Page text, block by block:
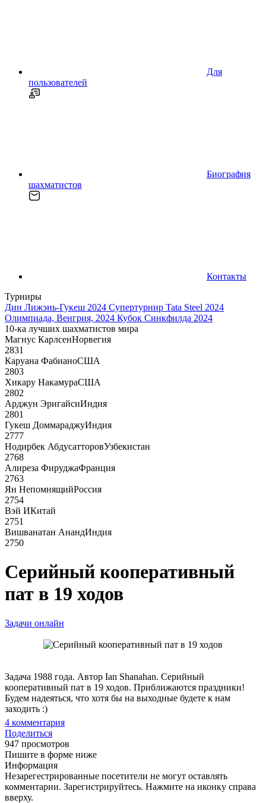
Для
пользователей
Биография
шахматистов
Контакты
Турниры
Дин Лижэнь-Гукеш 2024 Супертурнир Tata Steel 2024
Олимпиада, Венгрия, 2024 Кубок Синкфилда 2024
10-ка лучших шахматистов мира
Магнус КарлсенНорвегия
2831
Каруана ФабианоСША
2803
Хикару НакамураСША
2802
Арджун ЭригайсиИндия
2801
Гукеш ДоммараджуИндия
2777
Нодирбек АбдусатторовУзбекистан
2768
Алиреза ФируджаФранция
2763
Ян НепомнящийРоссия
2754
Вэй ИКитай
2751
Вишванатан АнандИндия
2750
Серийный кооперативный
пат в 19 ходов
Задачи онлайн
Задача 1988 года. Автор Ian Shanahan. Серийный
кооперативный пат в 19 ходов. Приближаются праздники!
Будем надеяться, что хотя бы на выходные будете к нам
заходить :)
4 комментария
Поделиться
947 просмотров
Пишите в форме ниже
Информация
Незарегестрированные посетители не могут оставлять
комментарии. Зарегистрируйтесь. Нажмите на иконку справа
вверху.